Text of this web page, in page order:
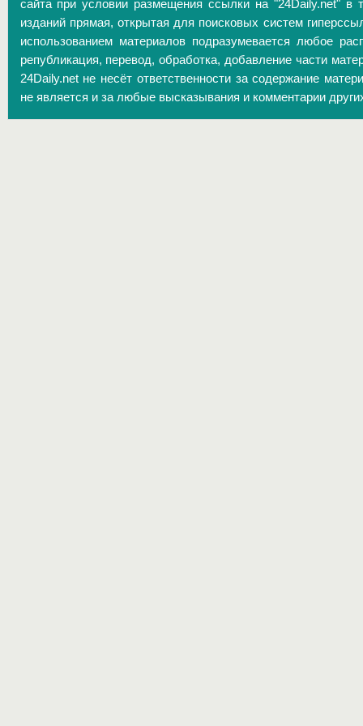
сайта при условии размещения ссылки на "24Daily.net" в
изданий прямая, открытая для поисковых систем
использованием материалов подразумевается любое
републикация, перевод, обработка, добавление части
24Daily.net не несёт ответственности за содержание
не является и за любые высказывания и комментарии